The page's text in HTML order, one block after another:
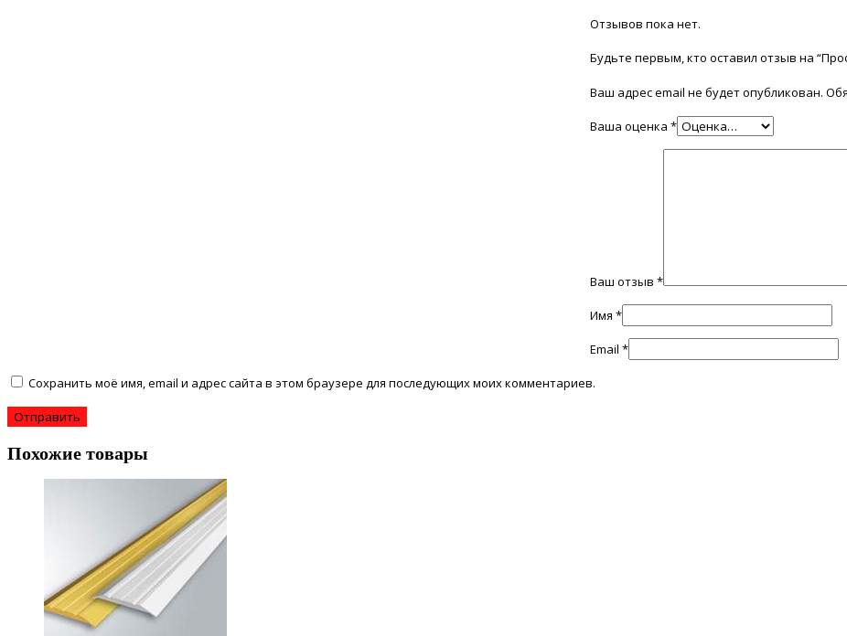
Отзывов пока нет.
Будьте первым, кто оставил отзыв на
Ваш адрес email не будет опубликован.
Ваша оценка*
Ваш отзыв*
Имя*
Email*
Сохранить моё имя, email и адрес сайта в этом браузере для последующих моих комментариев.
Похожие товары